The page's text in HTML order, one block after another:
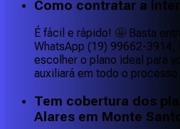
Como contratar a
É fácil e rápido! 🤩 Basta
WhatsApp (19) 99662-3914,
escolher o plano ideal para
auxiliará em todo o processo.
Tem cobertura dos
Alares em Monte